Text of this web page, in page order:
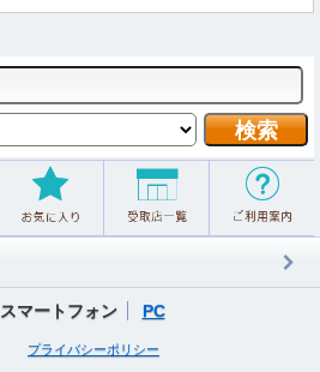
スマートフォン PC
プライバシーポリシー